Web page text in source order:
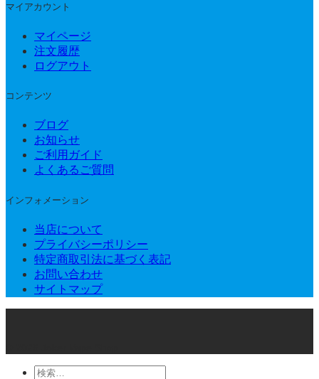
マイアカウント
マイページ
注文履歴
ログアウト
コンテンツ
ブログ
お知らせ
ご利用ガイド
よくあるご質問
インフォメーション
当店について
プライバシーポリシー
特定商取引法に基づく表記
お問い合わせ
サイトマップ
検